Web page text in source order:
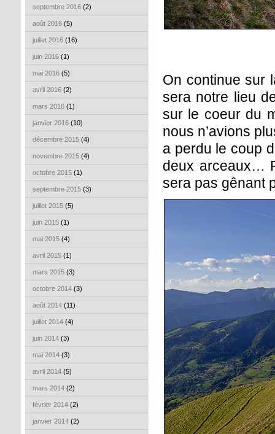
septembre 2016 (2)
août 2016 (5)
juillet 2016 (16)
juin 2016 (1)
mai 2016 (5)
avril 2016 (2)
mars 2016 (1)
janvier 2016 (10)
décembre 2015 (4)
novembre 2015 (4)
octobre 2015 (1)
septembre 2015 (3)
juillet 2015 (5)
juin 2015 (1)
mai 2015 (4)
avril 2015 (1)
mars 2015 (3)
octobre 2014 (3)
août 2014 (11)
juillet 2014 (4)
juin 2014 (3)
mai 2014 (3)
avril 2014 (5)
mars 2014 (2)
février 2014 (2)
janvier 2014 (2)
On continue sur
sera notre lieu
sur le coeur du
nous n’avions
a perdu le coup
deux arceaux…
sera pas gênant